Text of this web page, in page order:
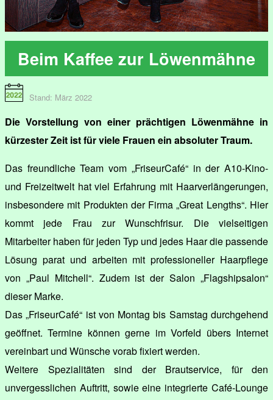
Beim Kaffee zur Löwenmähne
Stand: März 2022
Die Vorstellung von einer prächtigen Löwenmähne in
kürzester Zeit ist für viele Frauen ein absoluter Traum.
Das freundliche Team vom „FriseurCafé“ in der A10-Kino-
und Freizeitwelt hat viel Erfahrung mit Haarverlängerungen,
insbesondere mit Produkten der Firma „Great Lengths“. Hier
kommt jede Frau zur Wunschfrisur. Die vielseitigen
Mitarbeiter haben für jeden Typ und jedes Haar die passende
Lösung parat und arbeiten mit professioneller Haarpflege
von „Paul Mitchell“. Zudem ist der Salon „Flagshipsalon“
dieser Marke.
Das „FriseurCafé“ ist von Montag bis Samstag durchgehend
geöffnet. Termine können gerne im Vorfeld übers Internet
vereinbart und Wünsche vorab fixiert werden.
Weitere Spezialitäten sind der Brautservice, für den
unvergesslichen Auftritt, sowie eine integrierte Café-Lounge